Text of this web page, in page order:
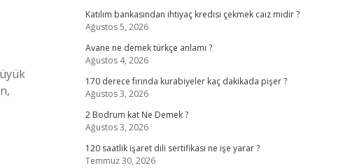
Katılım bankasından ihtiyaç kredisi çekmek caiz midir ?
Ağustos 5, 2026
Avane ne demek türkçe anlamı ?
Ağustos 4, 2026
170 derece fırında kurabiyeler kaç dakikada pişer ?
Ağustos 3, 2026
2 Bodrum kat Ne Demek ?
Ağustos 3, 2026
120 saatlik işaret dili sertifikası ne işe yarar ?
Temmuz 30, 2026